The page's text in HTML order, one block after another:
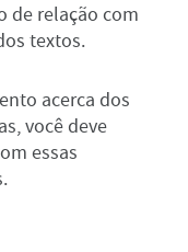
de relação com
textos.
acerca dos
você deve
essas